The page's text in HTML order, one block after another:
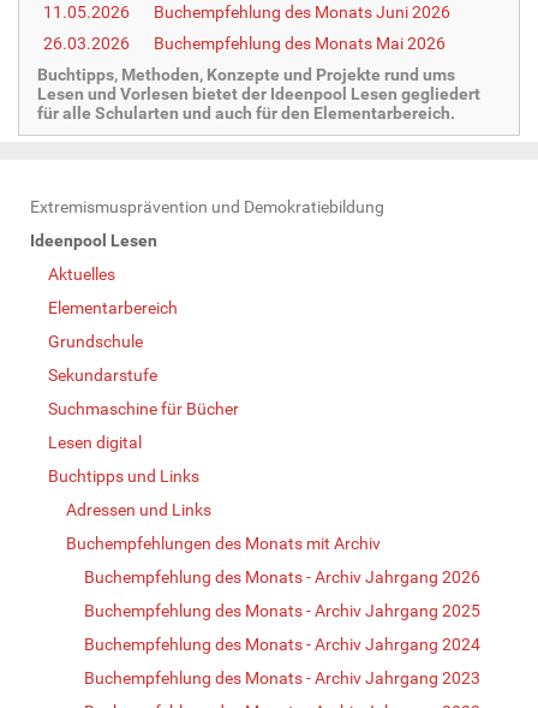
11.05.2026
Buchempfehlung des Monats Juni 2026
26.03.2026
Buchempfehlung des Monats Mai 2026
Buchtipps, Methoden, Konzepte und Projekte rund ums
Lesen und Vorlesen bietet der Ideenpool Lesen gegliedert
für alle Schularten und auch für den Elementarbereich.
N
a
Extremismusprävention und Demokratiebildung
Ideenpool Lesen
Aktuelles
Elementarbereich
Grundschule
Sekundarstufe
Suchmaschine für Bücher
Lesen digital
Buchtipps und Links
Adressen und Links
Buchempfehlungen des Monats mit Archiv
Buchempfehlung des Monats - Archiv Jahrgang 2026
Buchempfehlung des Monats - Archiv Jahrgang 2025
Buchempfehlung des Monats - Archiv Jahrgang 2024
Buchempfehlung des Monats - Archiv Jahrgang 2023